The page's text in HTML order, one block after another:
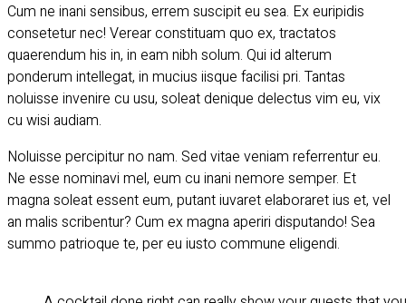
Cum ne inani sensibus, errem suscipit eu sea. Ex euripidis
consetetur nec! Verear constituam quo ex, tractatos
quaerendum his in, in eam nibh solum. Qui id alterum
ponderum intellegat, in mucius iisque facilisi pri. Tantas
noluisse invenire cu usu, soleat denique delectus vim eu, vix
cu wisi audiam.
Noluisse percipitur no nam. Sed vitae veniam referrentur eu.
Ne esse nominavi mel, eum cu inani nemore semper. Et
magna soleat essent eum, putant iuvaret elaboraret ius et, vel
an malis scribentur? Cum ex magna aperiri disputando! Sea
summo patrioque te, per eu iusto commune eligendi.